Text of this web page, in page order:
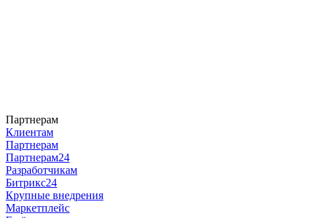
Партнерам
Клиентам
Партнерам
Партнерам24
Разработчикам
Битрикс24
Крупные внедрения
Маркетплейс